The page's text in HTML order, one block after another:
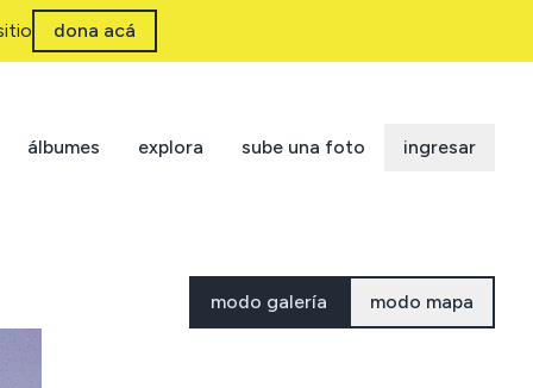
dona acá
álbumes explora sube una foto ingresar
modo galería modo mapa